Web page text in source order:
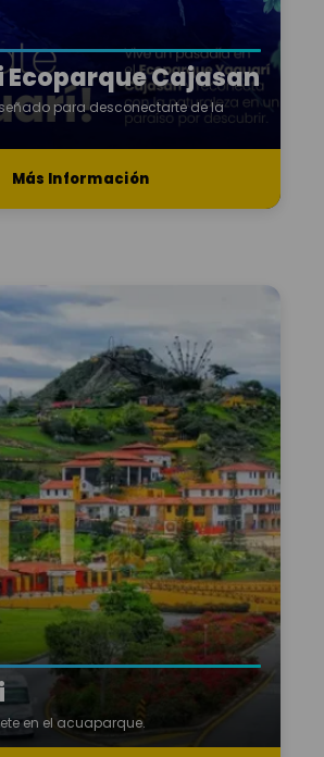
Cajasan
para desconectarte de la
Más Información
en el acuaparque.